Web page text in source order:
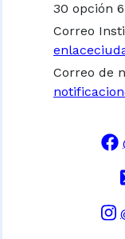
30 opción 6
Correo
Correo de